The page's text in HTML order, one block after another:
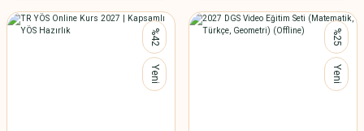
%42
Yeni
%25
Yeni